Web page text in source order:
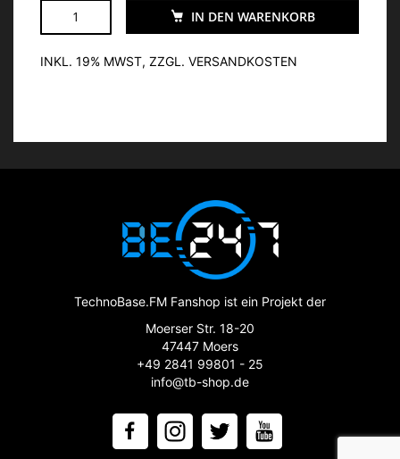
IN DEN WARENKORB
INKL. 19% MWST, ZZGL. VERSANDKOSTEN
TechnoBase.FM Fanshop ist ein Projekt der
Moerser Str. 18-20
47447 Moers
+49 2841 99801 - 25
info@tb-shop.de